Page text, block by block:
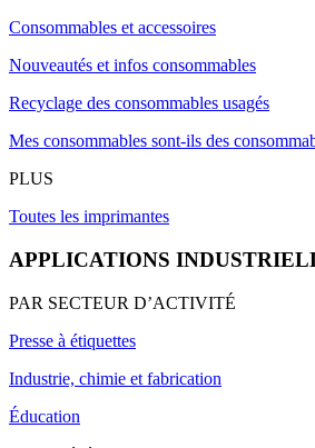
Consommables et accessoires
Nouveautés et infos consommables
Recyclage des consommables usagés
Mes consommables sont-ils des
PLUS
Toutes les imprimantes
APPLICATIONS
PAR SECTEUR D’ACTIVITÉ
Presse à étiquettes
Industrie, chimie et fabrication
Éducation